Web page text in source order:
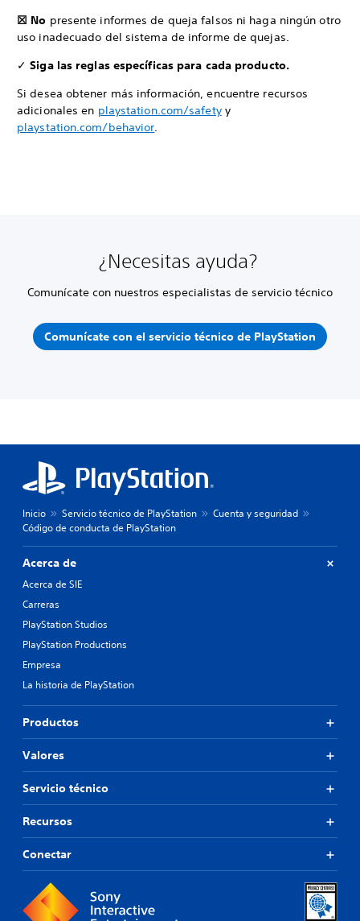
☒ No presente informes de queja falsos ni haga ningún otro
uso inadecuado del sistema de informe de quejas.
✓ Siga las reglas específicas para cada producto.
Si desea obtener más información, encuentre recursos
adicionales en playstation.com/safetyy
playstation.com/behavior.
¿Necesitas ayuda?
Comunícate con nuestros especialistas de servicio técnico
Comunícate con el servicio técnico de PlayStation
Inicio Servicio técnico de PlayStation
Cuenta y seguridad
Código de conducta de PlayStation
Acerca de
Acerca de SIE
Carreras
PlayStation Studios
PlayStation Productions
Empresa
La historia de PlayStation
Productos
Valores
Servicio técnico
Recursos
Conectar